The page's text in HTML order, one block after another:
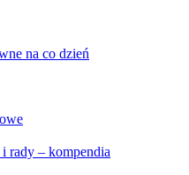
na co dzień
– kompendia